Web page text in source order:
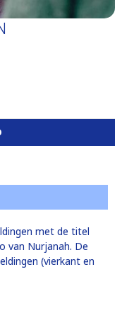
met de titel
van Nurjanah. De
(vierkant en